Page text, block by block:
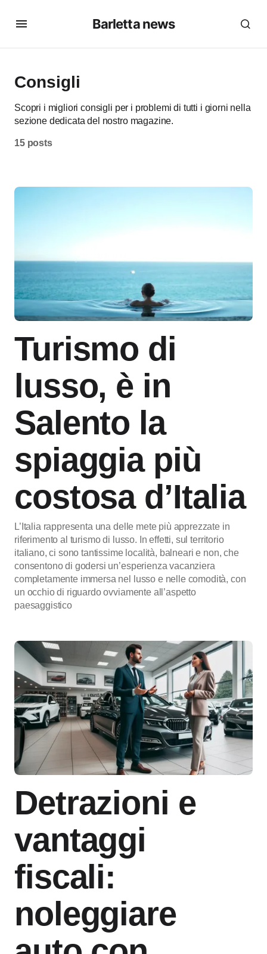
Barletta news
Consigli
Scopri i migliori consigli per i problemi di tutti i giorni nella
sezione dedicata del nostro magazine.
15 posts
Turismo di
lusso, è in
Salento la
spiaggia più
costosa d’Italia
L’Italia rappresenta una delle mete più apprezzate in
riferimento al turismo di lusso. In effetti, sul territorio
italiano, ci sono tantissime località, balneari e non, che
consentono di godersi un’esperienza vacanziera
completamente immersa nel lusso e nelle comodità, con
un occhio di riguardo ovviamente all’aspetto
paesaggistico
Detrazioni e
vantaggi
fiscali:
noleggiare